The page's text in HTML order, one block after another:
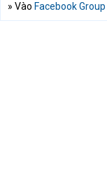
» Vào Facebook Group